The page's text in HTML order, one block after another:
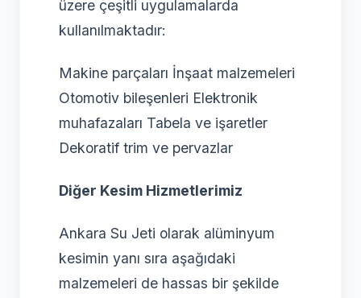
üzere çeşitli uygulamalarda
kullanılmaktadır:
Makine parçaları İnşaat malzemeleri
Otomotiv bileşenleri Elektronik
muhafazaları Tabela ve işaretler
Dekoratif trim ve pervazlar
Diğer Kesim Hizmetlerimiz
Ankara Su Jeti olarak alüminyum
kesimin yanı sıra aşağıdaki
malzemeleri de hassas bir şekilde